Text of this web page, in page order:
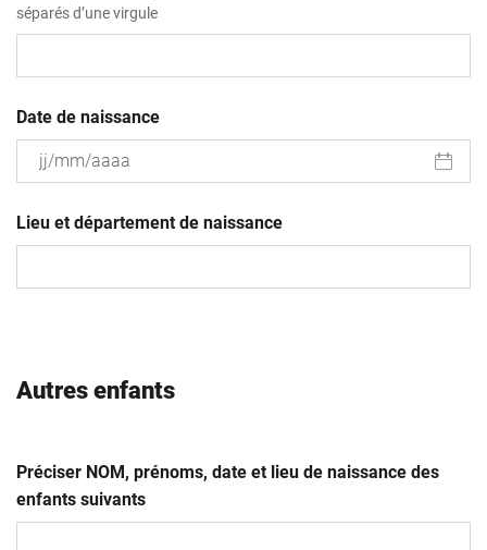
séparés d’une virgule
Date de naissance
slash
MM
Lieu et département de naissance
Autres enfants
Préciser NOM, prénoms, date et lieu de naissance des
enfants suivants